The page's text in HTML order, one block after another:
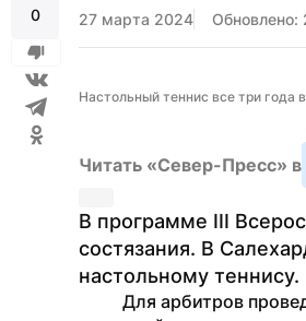
0 27 марта 2024
Настольный теннис все три года
Читать «Север-Пресс» в
В программе III
состязания. В
настольному теннису.
Для арбитров